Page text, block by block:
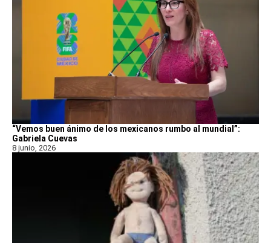
“Vemos buen ánimo de los mexicanos rumbo al mundial”:
Gabriela Cuevas
8 junio, 2026